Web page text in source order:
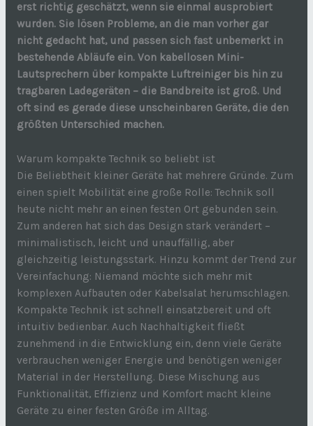
erst richtig geschätzt, wenn sie einmal ausprobiert
wurden. Sie lösen Probleme, an die man vorher gar
nicht gedacht hat, und passen sich fast unbemerkt in
bestehende Abläufe ein. Von kabellosen Mini-
Lautsprechern über kompakte Luftreiniger bis hin zu
tragbaren Ladegeräten – die Bandbreite ist groß. Und
oft sind es gerade diese unscheinbaren Geräte, die den
größten Unterschied machen.
Warum kompakte Technik so beliebt ist
Die Beliebtheit kleiner Geräte hat mehrere Gründe. Zum
einen spielt Mobilität eine große Rolle: Technik soll
heute nicht mehr an einen festen Ort gebunden sein.
Zum anderen hat sich das Design stark verändert –
minimalistisch, leicht und unauffällig, aber
gleichzeitig leistungsstark. Hinzu kommt der Trend zur
Vereinfachung: Niemand möchte sich mehr mit
komplexen Aufbauten oder Kabelsalat herumschlagen.
Kompakte Technik ist schnell einsatzbereit und oft
intuitiv bedienbar. Auch Nachhaltigkeit fließt
zunehmend in die Entwicklung ein, denn viele Geräte
verbrauchen weniger Energie und benötigen weniger
Material in der Herstellung. Diese Mischung aus
Funktionalität, Effizienz und Komfort macht kleine
Geräte zu einer festen Größe im Alltag.